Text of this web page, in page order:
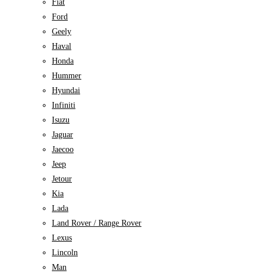
Fiat
Ford
Geely
Haval
Honda
Hummer
Hyundai
Infiniti
Isuzu
Jaguar
Jaecoo
Jeep
Jetour
Kia
Lada
Land Rover / Range Rover
Lexus
Lincoln
Man